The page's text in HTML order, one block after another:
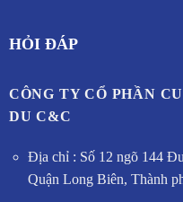
HỎI ĐÁP
CÔNG TY CỔ PHẦN
DU C&C
Địa chỉ : Số 12 ngõ 144
Quận Long Biên, Thành